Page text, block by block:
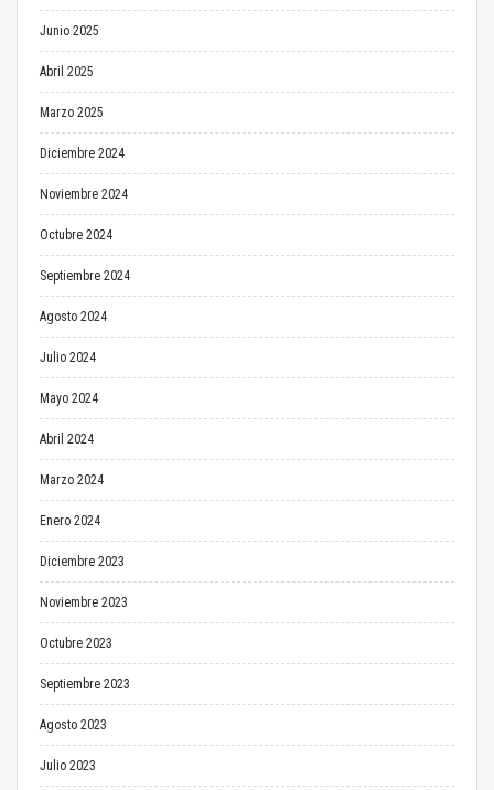
Junio 2025
Abril 2025
Marzo 2025
Diciembre 2024
Noviembre 2024
Octubre 2024
Septiembre 2024
Agosto 2024
Julio 2024
Mayo 2024
Abril 2024
Marzo 2024
Enero 2024
Diciembre 2023
Noviembre 2023
Octubre 2023
Septiembre 2023
Agosto 2023
Julio 2023